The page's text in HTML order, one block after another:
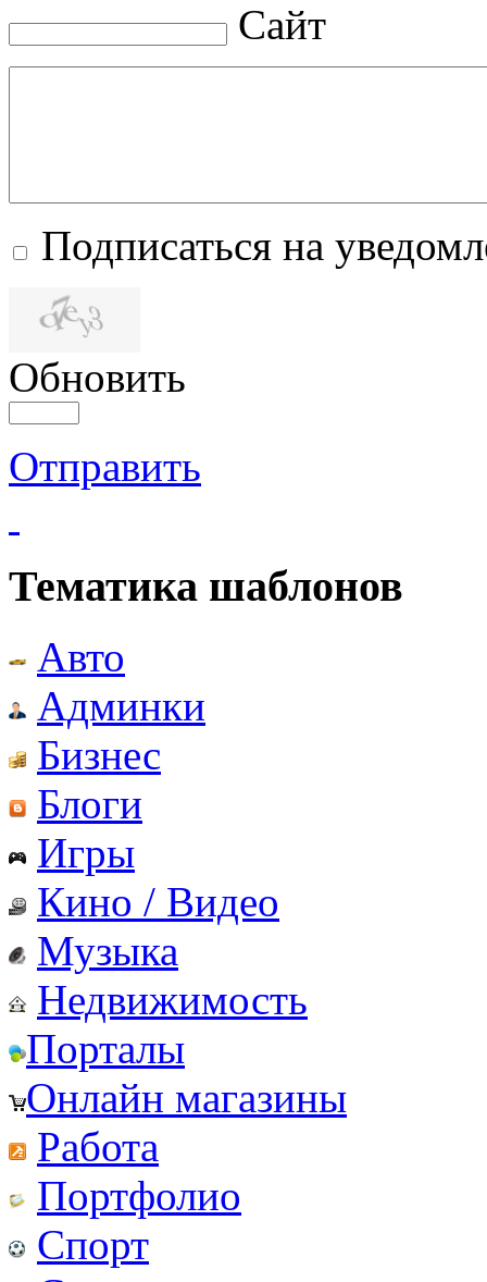
Сайт
Подписаться на
Обновить
Отправить
Тематика шаблонов
Авто
Админки
Бизнес
Блоги
Игры
Кино / Видео
Музыка
Недвижимость
Порталы
Онлайн магазины
Работа
Портфолио
Спорт